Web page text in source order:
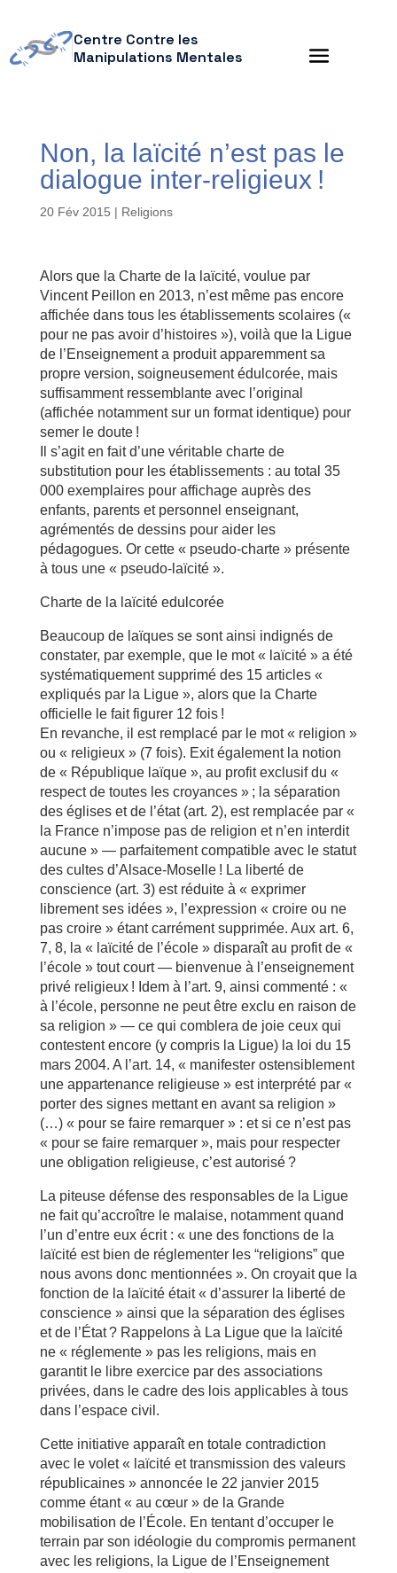
Centre Contre les
Manipulations Mentales
Non, la laïcité n’est pas le
dialogue inter-religieux !
20 Fév 2015 | Religions
Alors que la Charte de la laïcité, voulue par
Vincent Peillon en 2013, n’est même pas encore
affichée dans tous les établissements scolaires («
pour ne pas avoir d’histoires »), voilà que la Ligue
de l’Enseignement a produit apparemment sa
propre version, soigneusement édulcorée, mais
suffisamment ressemblante avec l’original
(affichée notamment sur un format identique) pour
semer le doute !
Il s’agit en fait d’une véritable charte de
substitution pour les établissements : au total 35
000 exemplaires pour affichage auprès des
enfants, parents et personnel enseignant,
agrémentés de dessins pour aider les
pédagogues. Or cette « pseudo-charte » présente
à tous une « pseudo-laïcité ».
Charte de la laïcité edulcorée
Beaucoup de laïques se sont ainsi indignés de
constater, par exemple, que le mot « laïcité » a été
systématiquement supprimé des 15 articles «
expliqués par la Ligue », alors que la Charte
officielle le fait figurer 12 fois !
En revanche, il est remplacé par le mot « religion »
ou « religieux » (7 fois). Exit également la notion
de « République laïque », au profit exclusif du «
respect de toutes les croyances » ; la séparation
des églises et de l’état (art. 2), est remplacée par «
la France n’impose pas de religion et n’en interdit
aucune » — parfaitement compatible avec le statut
des cultes d’Alsace-Moselle ! La liberté de
conscience (art. 3) est réduite à « exprimer
librement ses idées », l’expression « croire ou ne
pas croire » étant carrément supprimée. Aux art. 6,
7, 8, la « laïcité de l’école » disparaît au profit de «
l’école » tout court — bienvenue à l’enseignement
privé religieux ! Idem à l’art. 9, ainsi commenté : «
à l’école, personne ne peut être exclu en raison de
sa religion » — ce qui comblera de joie ceux qui
contestent encore (y compris la Ligue) la loi du 15
mars 2004. A l’art. 14, « manifester ostensiblement
une appartenance religieuse » est interprété par «
porter des signes mettant en avant sa religion »
(…) « pour se faire remarquer » : et si ce n’est pas
« pour se faire remarquer », mais pour respecter
une obligation religieuse, c’est autorisé ?
La piteuse défense des responsables de la Ligue
ne fait qu’accroître le malaise, notamment quand
l’un d’entre eux écrit : « une des fonctions de la
laïcité est bien de réglementer les “religions” que
nous avons donc mentionnées ». On croyait que la
fonction de la laïcité était « d’assurer la liberté de
conscience » ainsi que la séparation des églises
et de l’État ? Rappelons à La Ligue que la laïcité
ne « réglemente » pas les religions, mais en
garantit le libre exercice par des associations
privées, dans le cadre des lois applicables à tous
dans l’espace civil.
Cette initiative apparaît en totale contradiction
avec le volet « laïcité et transmission des valeurs
républicaines » annoncée le 22 janvier 2015
comme étant « au cœur » de la Grande
mobilisation de l’École. En tentant d’occuper le
terrain par son idéologie du compromis permanent
avec les religions, la Ligue de l’Enseignement